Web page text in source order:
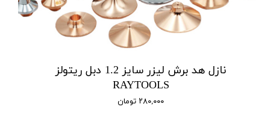
نازل هد برش لیزر سایز 1.2 دبل ریتولز
RAYTOOLS
۲۸۰,۰۰۰ تومان